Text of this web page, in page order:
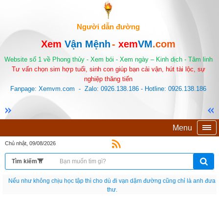
Người dẫn đường
Xem Vận Mệnh- xemVM.com
Website số 1 về Phong thủy - Xem bói - Xem ngày – Kinh dịch - Tâm linh
Tư vấn chọn sim hợp tuổi, sinh con giúp bạn cải vận, hút tài lộc, sự
nghiệp thăng tiến
Fanpage: Xemvm.com - Zalo: 0926.138.186 - Hotline: 0926.138.186
Menu
Chủ nhật, 09/08/2026
Nếu như không chịu học tập thì cho dù đi vạn dặm đường cũng chỉ là anh đưa
thư.